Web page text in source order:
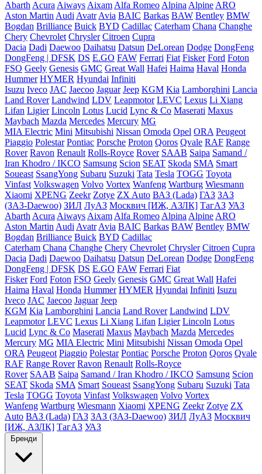
Abarth Acura Aiways Aixam Alfa Romeo Alpina Alpine ARO
Aston Martin Audi Avatr Avia BAIC Barkas BAW Bentley BMW
Bogdan Brilliance Buick BYD Cadillac Caterham Chana Changhe
Chery Chevrolet Chrysler Citroen Cupra
Dacia Dadi Daewoo Daihatsu Datsun DeLorean Dodge DongFeng
DongFeng | DFSK DS E.GO FAW Ferrari Fiat Fisker Ford Foton
FSO Geely Genesis GMC Great Wall Hafei Haima Haval Honda
Hummer HYMER Hyundai Infiniti
Isuzu Iveco JAC Jaecoo Jaguar Jeep KGM Kia Lamborghini Lancia
Land Rover Landwind LDV Leapmotor LEVC Lexus Li Xiang
Lifan Ligier Lincoln Lotus Lucid Lync & Co Maserati Maxus
Maybach Mazda Mercedes Mercury MG
MIA Electric Mini Mitsubishi Nissan Omoda Opel ORA Peugeot
Piaggio Polestar Pontiac Porsche Proton Qoros Qvale RAF Range
Rover Ravon Renault Rolls-Royce Rover SAAB Saipa Samand /
Iran Khodro / IKCO Samsung Scion SEAT Skoda SMA Smart
Soueast SsangYong Subaru Suzuki Tata Tesla TOGG Toyota
Vinfast Volkswagen Volvo Vortex Wanfeng Wartburg Wiesmann
Xiaomi XPENG Zeekr Zotye ZX Auto ВАЗ (Lada) ГАЗ ЗАЗ
(ЗАЗ-Daewoo) ЗИЛ ЛуАЗ Москвич [ИЖ, АЗЛК] ТагАЗ УАЗ
Abarth Acura Aiways Aixam Alfa Romeo Alpina Alpine ARO
Aston Martin Audi Avatr Avia BAIC Barkas BAW Bentley BMW
Bogdan Brilliance Buick BYD Cadillac
Caterham Chana Changhe Chery Chevrolet Chrysler Citroen Cupra
Dacia Dadi Daewoo Daihatsu Datsun DeLorean Dodge DongFeng
DongFeng | DFSK DS E.GO FAW Ferrari Fiat
Fisker Ford Foton FSO Geely Genesis GMC Great Wall Hafei
Haima Haval Honda Hummer HYMER Hyundai Infiniti Isuzu
Iveco JAC Jaecoo Jaguar Jeep
KGM Kia Lamborghini Lancia Land Rover Landwind LDV
Leapmotor LEVC Lexus Li Xiang Lifan Ligier Lincoln Lotus
Lucid Lync & Co Maserati Maxus Maybach Mazda Mercedes
Mercury MG MIA Electric Mini Mitsubishi Nissan Omoda Opel
ORA Peugeot Piaggio Polestar Pontiac Porsche Proton Qoros Qvale
RAF Range Rover Ravon Renault Rolls-Royce
Rover SAAB Saipa Samand / Iran Khodro / IKCO Samsung Scion
SEAT Skoda SMA Smart Soueast SsangYong Subaru Suzuki Tata
Tesla TOGG Toyota Vinfast Volkswagen Volvo Vortex
Wanfeng Wartburg Wiesmann Xiaomi XPENG Zeekr Zotye ZX
Auto ВАЗ (Lada) ГАЗ ЗАЗ (ЗАЗ-Daewoo) ЗИЛ ЛуАЗ Москвич
[ИЖ, АЗЛК] ТагАЗ УАЗ
Бренди